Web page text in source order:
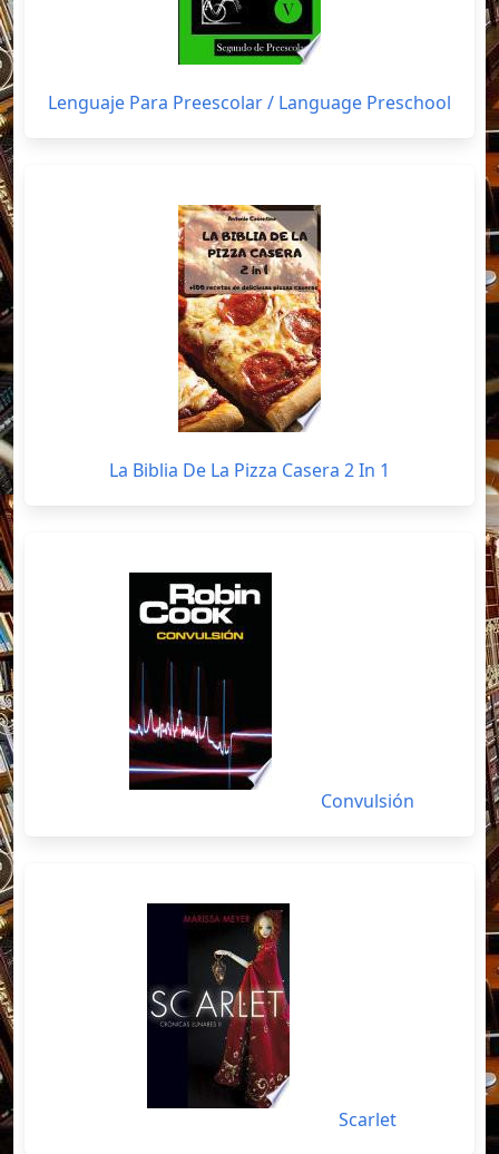
Lenguaje Para Preescolar / Language Preschool
La Biblia De La Pizza Casera 2 In 1
Convulsión
Scarlet